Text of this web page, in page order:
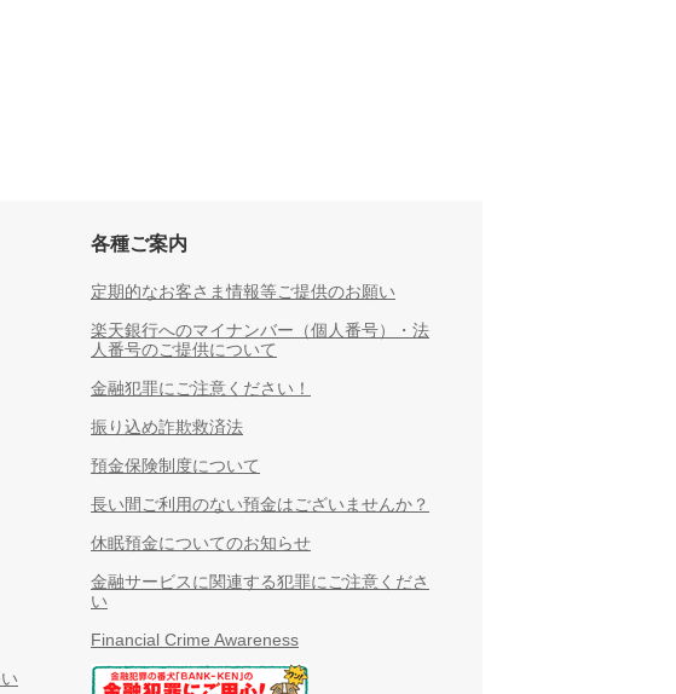
各種ご案内
定期的なお客さま情報等ご提供のお願い
楽天銀行へのマイナンバー（個人番号）・法
人番号のご提供について
金融犯罪にご注意ください！
振り込め詐欺救済法
預金保険制度について
長い間ご利用のない預金はございませんか？
休眠預金についてのお知らせ
金融サービスに関連する犯罪にご注意くださ
い
Financial Crime Awareness